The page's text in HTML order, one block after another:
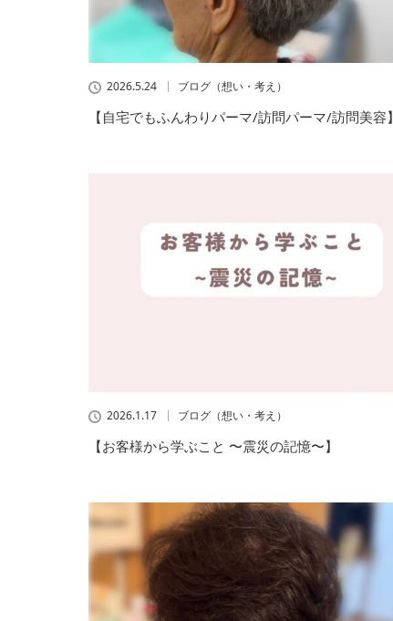
2026.5.24 ブログ（想い・考え）
【自宅でもふんわりパーマ/訪問パーマ/訪問美容】
2026.1.17 ブログ（想い・考え）
【お客様から学ぶこと 〜震災の記憶〜】